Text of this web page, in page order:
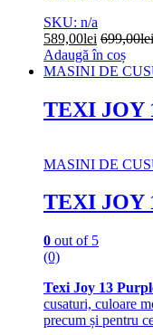
SKU: n/a
589,00lei 699,00lei
Adaugă în coș
MASINI DE
TEXI JOY
MASINI DE
TEXI JOY
0 out of 5
(0)
Texi Joy 13
cusaturi, culoare
precum și pentru